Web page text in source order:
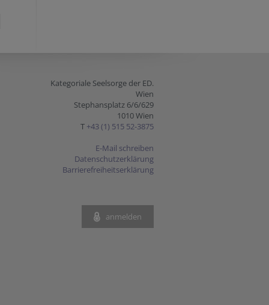
Kategoriale Seelsorge der ED.
Wien
Stephansplatz 6/6/629
1010 Wien
T +43 (1) 515 52-3875
E-Mail schreiben
Datenschutzerklärung
Barrierefreiheitserklärung
anmelden